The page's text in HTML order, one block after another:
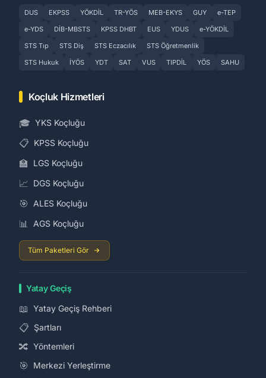
DUS EKPSS YÖKDİL TR-YÖS MEB-EKYS GUY
e-TEP
e-YDS
DİB-MBSTS KPSS DHBT EUS YDUS
e-YÖKDİL
STS Tıp
STS Diş STS Eczacılık
STS Öğretmenlik
STS Hukuk
İYÖS YDT SAT VUS TIPDİL YÖS SAHU
Koçluk Hizmetleri
🎓 YKS Koçluğu
📋 KPSS Koçluğu
🏫 LGS Koçluğu
📈 DGS Koçluğu
🎯 ALES Koçluğu
📊 AGS Koçluğu
Tüm Paketleri Gör
Yatay Geçiş
📖 Yatay Geçiş Rehberi
📋 Şartları
🔀 Yöntemleri
🎯 Merkezi Yerleştirme